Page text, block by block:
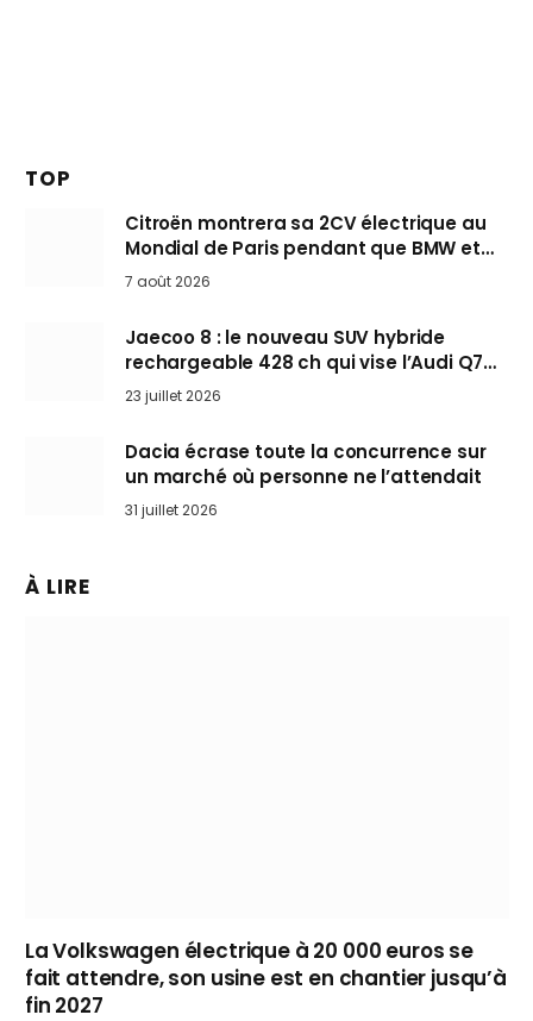
TOP
Citroën montrera sa 2CV électrique au
Mondial de Paris pendant que BMW et
Mini désertent le salon
7 août 2026
Jaecoo 8 : le nouveau SUV hybride
rechargeable 428 ch qui vise l’Audi Q7
arrive en Europe cet automne
23 juillet 2026
Dacia écrase toute la concurrence sur
un marché où personne ne l’attendait
31 juillet 2026
À LIRE
La Volkswagen électrique à 20 000 euros se
fait attendre, son usine est en chantier jusqu’à
fin 2027